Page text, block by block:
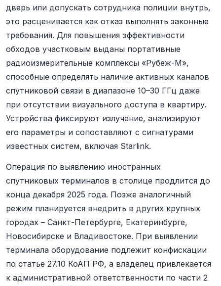
дверь или допускать сотрудника полиции внутрь,
это расценивается как отказ выполнять законные
требования. Для повышения эффективности
обходов участковым выданы портативные
радиоизмерительные комплексы «Рубеж-М»,
способные определять наличие активных каналов
спутниковой связи в диапазоне 10–30 ГГц даже
при отсутствии визуального доступа в квартиру.
Устройства фиксируют излучение, анализируют
его параметры и сопоставляют с сигнатурами
известных систем, включая Starlink.
Операция по выявлению иностранных
спутниковых терминалов в столице продлится до
конца декабря 2025 года. Позже аналогичный
режим планируется внедрить в других крупных
городах – Санкт-Петербурге, Екатеринбурге,
Новосибирске и Владивостоке. При выявлении
терминала оборудование подлежит конфискации
по статье 27.10 КоАП РФ, а владелец привлекается
к административной ответственности по части 2